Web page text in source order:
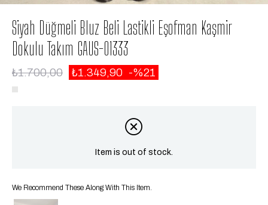
Siyah Düğmeli Bluz Beli Lastikli Eşofman Kaşmir
Dokulu Takım GAUS-01333
₺1.700,00 ₺1.349,90 21
Item is out of stock.
We Recommend These Along With This Item.